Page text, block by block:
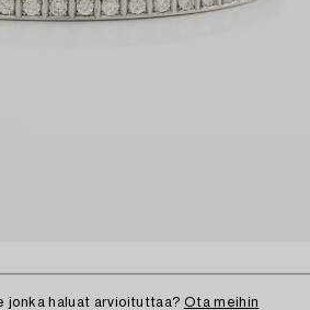
jonka haluat arvioituttaa? Ota meihin